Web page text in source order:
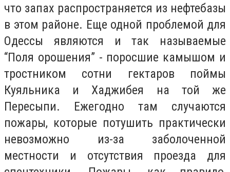
что запах распространяется из нефтебазы
в этом районе. Еще одной проблемой для
Одессы являются и так называемые
“Поля орошения” - поросшие камышом и
тростником сотни гектаров поймы
Куяльника и Хаджибея на той же
Пересыпи. Ежегодно там случаются
пожары, которые потушить практически
невозможно из-за заболоченной
местности и отсутствия проезда для